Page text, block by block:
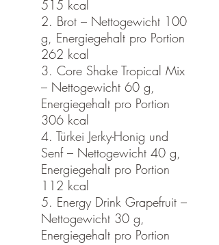
515 kcal
2. Brot – Nettogewicht 100
g, Energiegehalt pro Portion
262 kcal
3. Core Shake Tropical Mix
– Nettogewicht 60 g,
Energiegehalt pro Portion
306 kcal
4. Türkei Jerky-Honig und
Senf – Nettogewicht 40 g,
Energiegehalt pro Portion
112 kcal
5. Energy Drink Grapefruit –
Nettogewicht 30 g,
Energiegehalt pro Portion